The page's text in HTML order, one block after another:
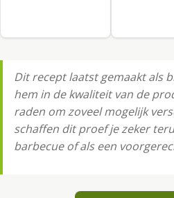
Dit recept laatst gemaakt als
hem in de kwaliteit van de
raden om zoveel mogelijk
schaffen dit proef je zeker
barbecue of als een